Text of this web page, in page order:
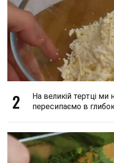
2
На великій тертці ми
пересипаємо в